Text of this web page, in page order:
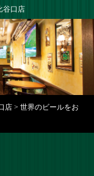
谷口店
店 >世界のビールをお